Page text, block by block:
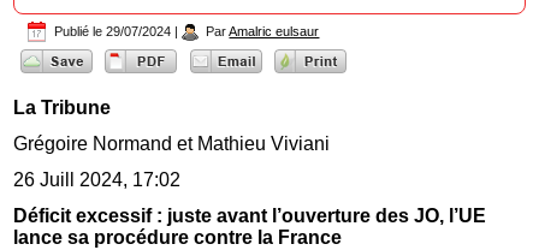
Publié le 29/07/2024 | Par Amalric eulsaur
La Tribune
Grégoire Normand et Mathieu Viviani
26 Juill 2024, 17:02
Déficit excessif : juste avant l’ouverture des JO, l’UE
lance sa procédure contre la France